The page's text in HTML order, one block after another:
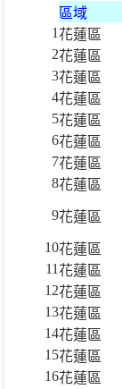
區域
1花蓮區
2花蓮區
3花蓮區
4花蓮區
5花蓮區
6花蓮區
7花蓮區
8花蓮區
9花蓮區
10花蓮區
11花蓮區
12花蓮區
13花蓮區
14花蓮區
15花蓮區
16花蓮區